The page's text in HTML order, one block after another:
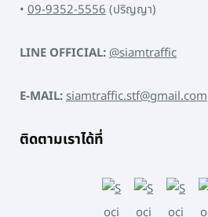
• 09-9352-5556(ปริญญา)
LINE OFFICIAL:@siamtraffic
E-MAIL:siamtraffic.stf@gmail.com
ติดตามเราได้ที่